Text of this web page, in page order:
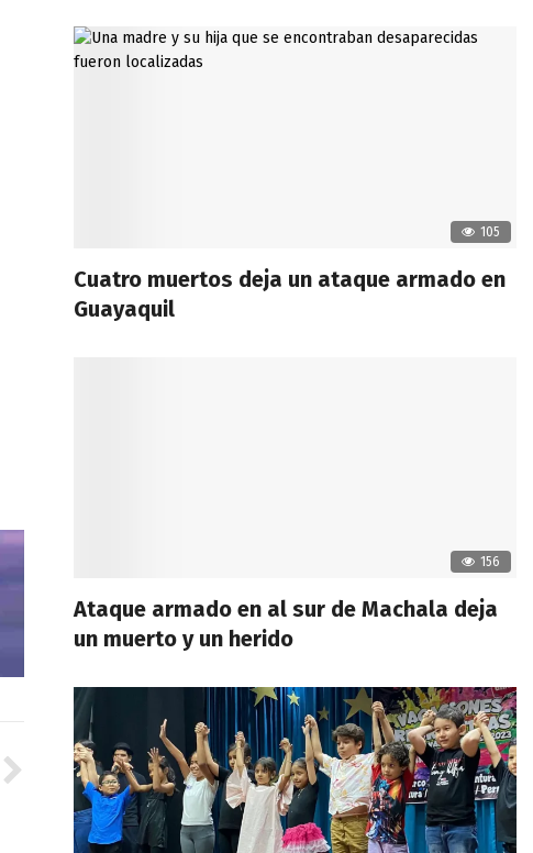
105
Cuatro muertos deja un ataque armado en
Guayaquil
156
Ataque armado en al sur de Machala deja
un muerto y un herido